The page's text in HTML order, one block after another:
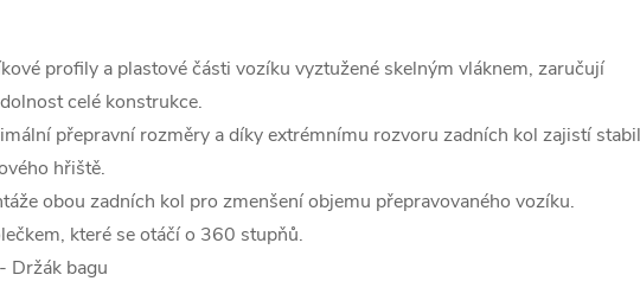
profily a plastové části vozíku vyztužené skelným vláknem, zaručují
celé konstrukce.
přepravní rozměry a díky extrémnímu rozvoru zadních kol zajistí
hřiště.
obou zadních kol pro zmenšení objemu přepravovaného vozíku.
které se otáčí o 360 stupňů.
Držák bagu